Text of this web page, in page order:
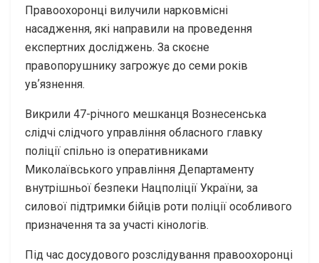
Правоохоронці вилучили нарковмісні
насадження, які направили на проведення
експертних досліджень. За скоєне
правопорушнику загрожує до семи років
увʼязнення.
Викрили 47-річного мешканця Вознесенська
слідчі слідчого управління обласного главку
поліції спільно із оперативниками
Миколаївського управління Департаменту
внутрішньої безпеки Нацполіції України, за
силової підтримки бійців роти поліції особливого
призначення та за участі кінологів.
Під час досудового розслідування правоохоронці